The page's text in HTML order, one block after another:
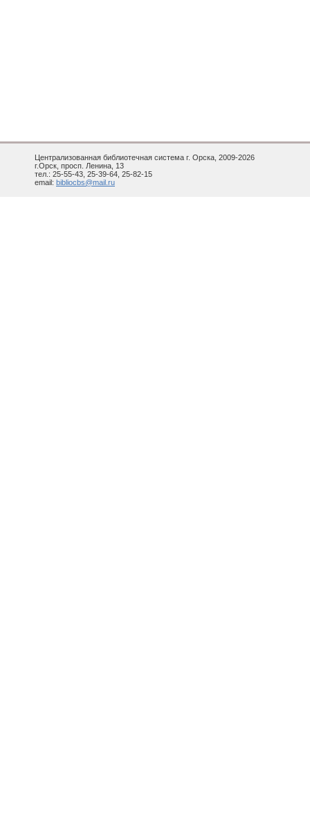
Централизованная библиотечная система г. Орска, 2009-2026
г.Орск, просп. Ленина, 13
тел.: 25-55-43, 25-39-64, 25-82-15
email: bibliocbs@mail.ru